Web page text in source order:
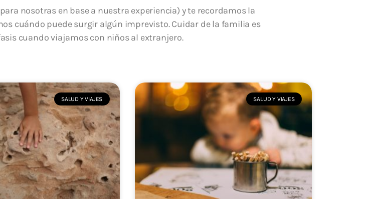
nosotras en base a nuestra experiencia) y te recordamos la
cuándo puede surgir algún imprevisto. Cuidar de la familia es
cuando viajamos con niños al extranjero.
SALUD Y VIAJES SALUD Y VIAJES